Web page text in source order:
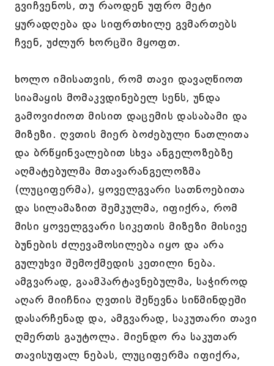
გვიჩვენოს, თუ რაოდენ უფრო მეტი
ყურადღება და სიფრთხილე გვმართებს
ჩვენ, უძლურ ხორცში მყოფთ.
ხოლო იმისათვის, რომ თავი დავაღწიოთ
სიამაყის მომაკვდინებელ სენს, უნდა
გამოვიძიოთ მისით დაცემის დასაბამი და
მიზეზი. ღვთის მიერ ბოძებული ნათლითა
და ბრწყინვალებით სხვა ანგელოზებზე
აღმატებულმა მთავარანგელოზმა
(ლუციფერმა), ყოველგვარი სათნოებითა
და სილამაზით შემკულმა, იფიქრა, რომ
მისი ყოველგვარი სიკეთის მიზეზი მისივე
ბუნების ძლევამოსილება იყო და არა
გულუხვი შემოქმედის კეთილი ნება.
ამგვარად, გაამპარტავნებულმა, საჭიროდ
აღარ მიიჩნია ღვთის შეწევნა სიწმინდეში
დასარჩენად და, ამგვარად, საკუთარი თავი
ღმერთს გაუტოლა. მიენდო რა საკუთარ
თავისუფალ ნებას, ლუციფერმა იფიქრა,